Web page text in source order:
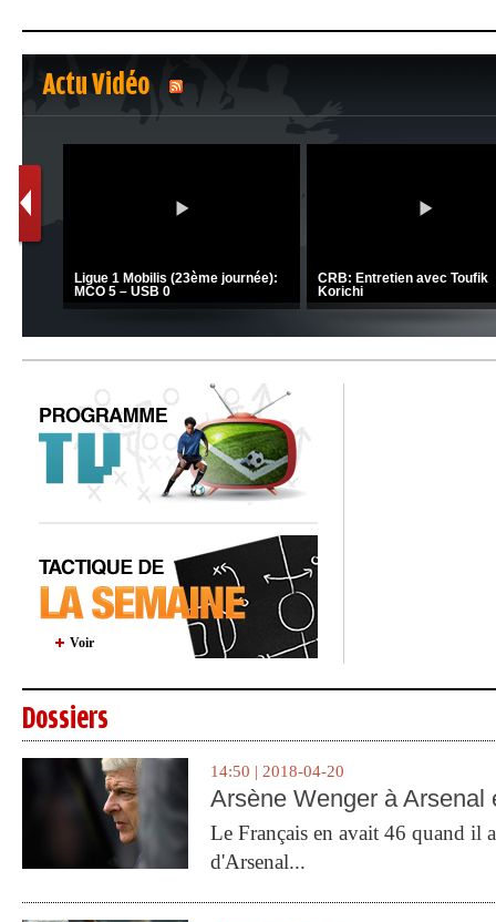
Actu Vidéo
1 2
CRB: Entretien avec Toufik
Korichi
Ligue 1 Mobilis (23ème journée):
MCO 5 – USB 0
Voir
Dossiers
14:50 | 2018-04-20
Arsène Wenger à Arsenal
Le Français en avait 46 quand il
d'Arsenal...